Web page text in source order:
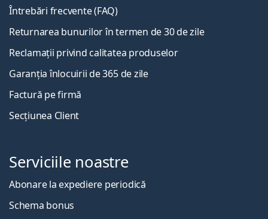
Întrebări frecvente (FAQ)
Returnarea bunurilor în termen de 30 de zile
Reclamații privind calitatea produselor
Garanția înlocuirii de 365 de zile
Factură pe firmă
Secțiunea Client
Serviciile noastre
Abonare la expediere periodică
Schema bonus